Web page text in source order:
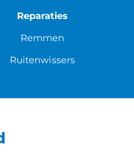
Reparaties
Remmen
Ruitenwissers